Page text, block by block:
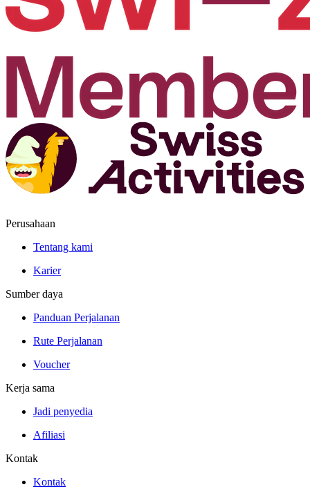
Perusahaan
Tentang kami
Karier
Sumber daya
Panduan Perjalanan
Rute Perjalanan
Voucher
Kerja sama
Jadi penyedia
Afiliasi
Kontak
Kontak